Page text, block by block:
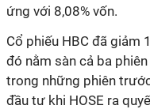
ứng với 8,08% vốn.
Cổ phiếu HBC đã giảm
đó nằm sàn cả ba
trong những phiên
đầu tư khi HOSE ra